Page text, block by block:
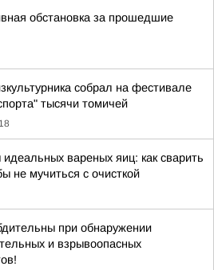
обстановка за прошедшие
собрал на фестивале
тысячи томичей
вареных яиц: как сварить
не мучиться с очисткой
при обнаружении
и взрывоопасных